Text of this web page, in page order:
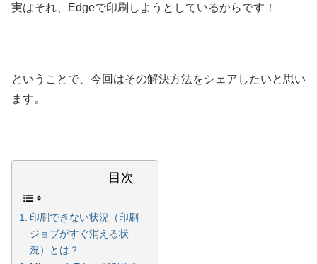
実はそれ、Edgeで印刷しようとしているからです！
ということで、今回はその解決方法をシェアしたいと思い
ます。
目次
印刷できない状況（印刷
ジョブがすぐ消える状
況）とは？